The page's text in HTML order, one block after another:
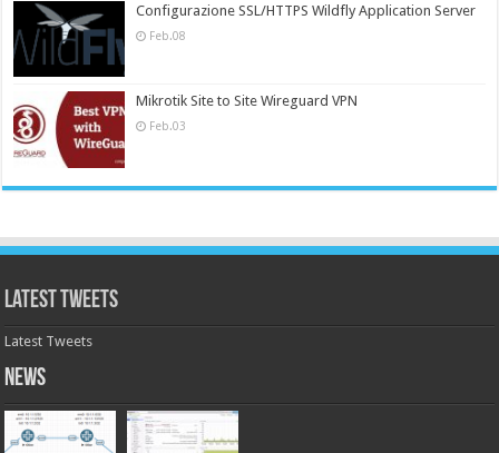
Configurazione SSL/HTTPS Wildfly Application Server
Feb.08
Mikrotik Site to Site Wireguard VPN
Feb.03
Latest Tweets
Latest Tweets
News